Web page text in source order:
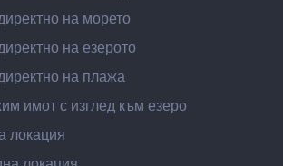
на морето
на езерото
на плажа
имот с изглед към езеро
локация